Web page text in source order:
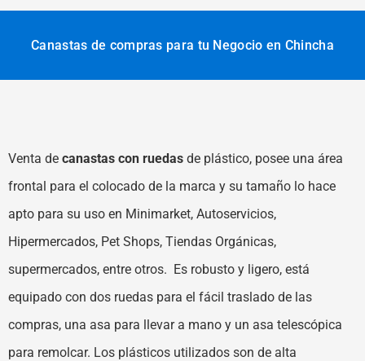
Canastas de compras para tu Negocio en Chincha
Venta de canastas con ruedas de plástico, posee una área
frontal para el colocado de la marca y su tamaño lo hace
apto para su uso en Minimarket, Autoservicios,
Hipermercados, Pet Shops, Tiendas Orgánicas,
supermercados, entre otros. Es robusto y ligero, está
equipado con dos ruedas para el fácil traslado de las
compras, una asa para llevar a mano y un asa telescópica
para remolcar. Los plásticos utilizados son de alta